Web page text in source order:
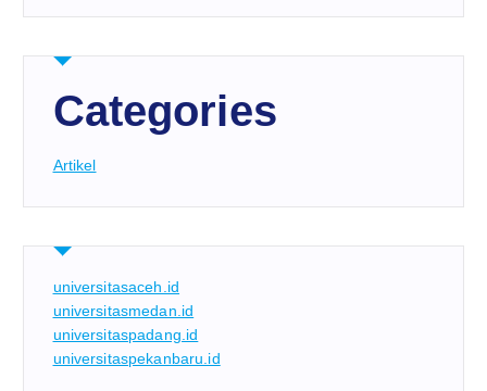
Categories
Artikel
universitasaceh.id
universitasmedan.id
universitaspadang.id
universitaspekanbaru.id